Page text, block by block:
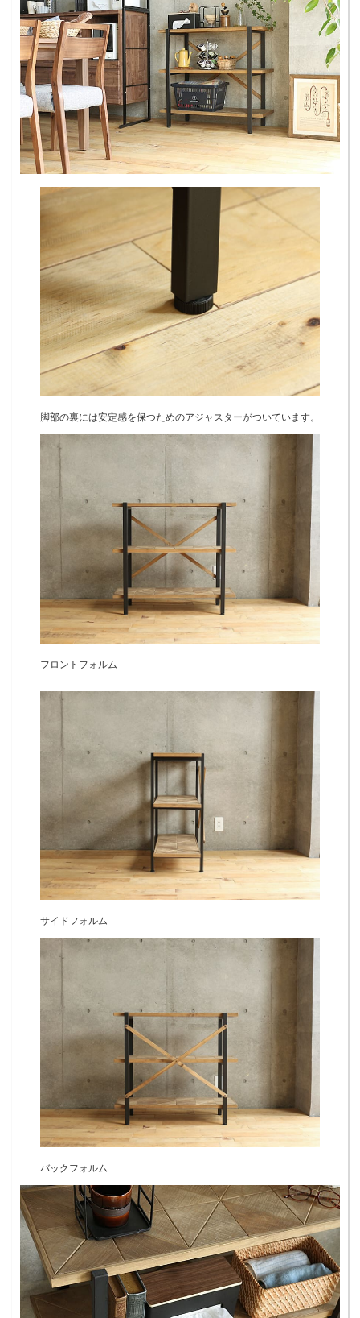
脚部の裏には安定感を保つためのアジャスターがついています。
フロントフォルム
サイドフォルム
バックフォルム